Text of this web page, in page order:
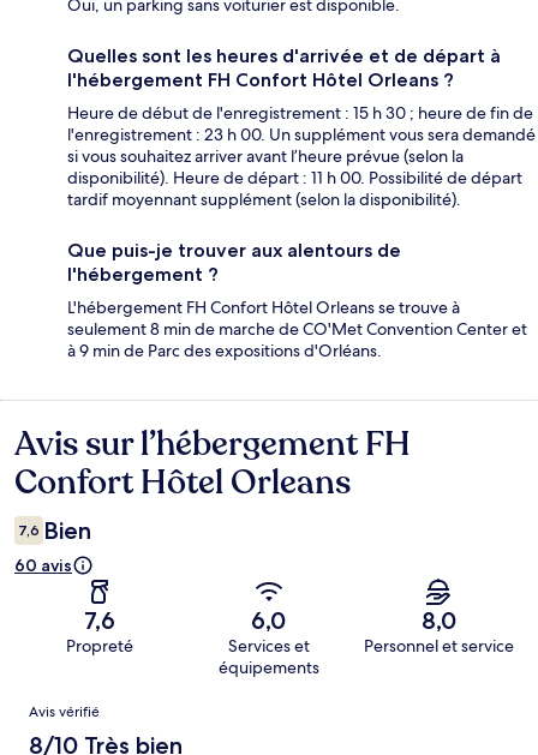
Oui, un parking sans voiturier est disponible.
Quelles sont les heures d'arrivée et de départ à
l'hébergement FH Confort Hôtel Orleans ?
Heure de début de l'enregistrement : 15 h 30 ; heure de fin de
l'enregistrement : 23 h 00. Un supplément vous sera demandé
si vous souhaitez arriver avant l’heure prévue (selon la
disponibilité). Heure de départ : 11 h 00. Possibilité de départ
tardif moyennant supplément (selon la disponibilité).
Que puis-je trouver aux alentours de
l'hébergement ?
L'hébergement FH Confort Hôtel Orleans se trouve à
seulement 8 min de marche de CO'Met Convention Center et
à 9 min de Parc des expositions d'Orléans.
Avis
Avis sur l’hébergement FH
Confort Hôtel Orleans
7,6 Bien
60 avis
7,6
Propreté
6,0
Services et
équipements
8,0
Personnel et service
Avis
Avis vérifié
8/10 Très bien